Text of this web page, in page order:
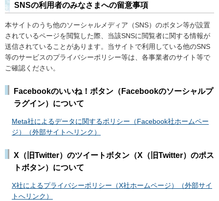
SNSの利用者のみなさまへの留意事項
本サイトのうち他のソーシャルメディア（SNS）のボタン等が設置
されているページを閲覧した際、当該SNSに閲覧者に関する情報が
送信されていることがあります。当サイトで利用している他のSNS
等のサービスのプライバシーポリシー等は、各事業者のサイト等で
ご確認ください。
Facebookのいいね！ボタン（Facebookのソーシャルプ
ラグイン）について
Meta社によるデータに関するポリシー（Facebook社ホームペー
ジ）（外部サイトへリンク）
X（旧Twitter）のツイートボタン（X（旧Twitter）のポス
トボタン）について
X社によるプライバシーポリシー（X社ホームページ）（外部サイ
トへリンク）